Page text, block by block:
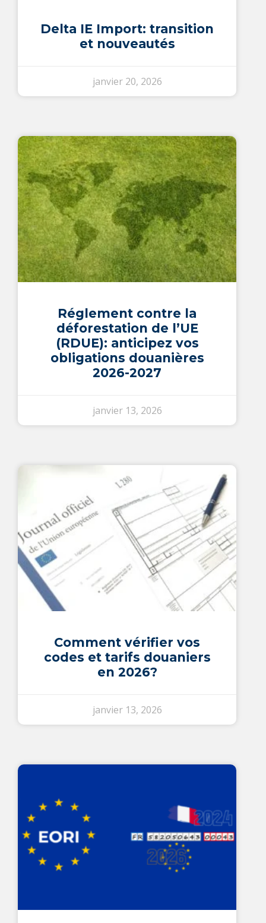
Delta IE Import: transition
et nouveautés
janvier 20, 2026
Réglement contre la
déforestation de l’UE
(RDUE): anticipez vos
obligations douanières
2026-2027
janvier 13, 2026
Comment vérifier vos
codes et tarifs douaniers
en 2026?
janvier 13, 2026